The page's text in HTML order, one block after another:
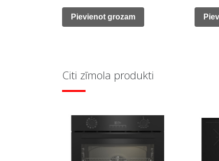
was:
is:
Pievienot grozam
was:
Citi zīmola produkti